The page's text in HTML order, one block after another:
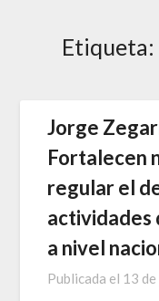
Etiqueta:
Jorge
Fortalecen
regular el
actividades
a nivel
Publicada el 13